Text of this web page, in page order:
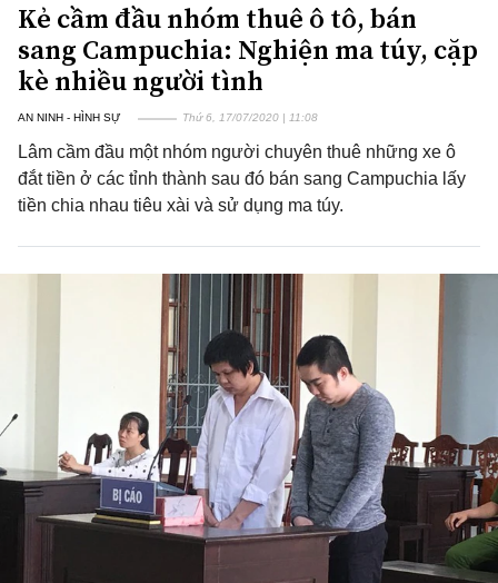
Kẻ cầm đầu nhóm thuê ô tô, bán
sang Campuchia: Nghiện ma túy, cặp
kè nhiều người tình
AN NINH - HÌNH SỰ Thứ 6, 17/07/2020 | 11:08
Lâm cầm đầu một nhóm người chuyên thuê những xe ô
đắt tiền ở các tỉnh thành sau đó bán sang Campuchia lấy
tiền chia nhau tiêu xài và sử dụng ma túy.